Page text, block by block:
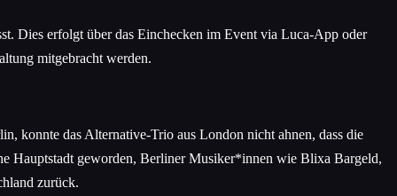
Dies erfolgt über das Einchecken im Event via Luca-App oder
mitgebracht werden.
konnte das Alternative-Trio aus London nicht ahnen, dass die
Hauptstadt geworden, Berliner Musiker*innen wie Blixa Bargeld,
zurück.